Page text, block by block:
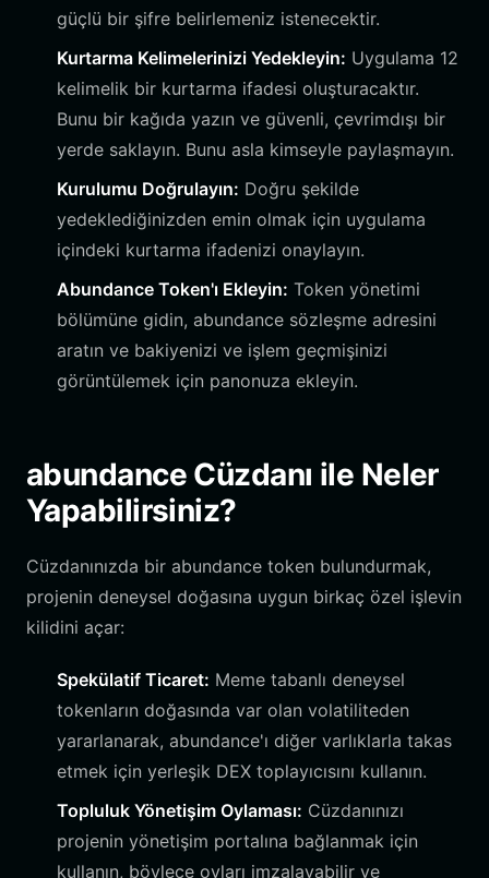
güçlü bir şifre belirlemeniz istenecektir.
Kurtarma Kelimelerinizi Yedekleyin: Uygulama 12
kelimelik bir kurtarma ifadesi oluşturacaktır.
Bunu bir kağıda yazın ve güvenli, çevrimdışı bir
yerde saklayın. Bunu asla kimseyle paylaşmayın.
Kurulumu Doğrulayın: Doğru şekilde
yedeklediğinizden emin olmak için uygulama
içindeki kurtarma ifadenizi onaylayın.
Abundance Token'ı Ekleyin: Token yönetimi
bölümüne gidin, abundance sözleşme adresini
aratın ve bakiyenizi ve işlem geçmişinizi
görüntülemek için panonuza ekleyin.
abundance Cüzdanı ile Neler
Yapabilirsiniz?
Cüzdanınızda bir abundance token bulundurmak,
projenin deneysel doğasına uygun birkaç özel işlevin
kilidini açar:
Spekülatif Ticaret: Meme tabanlı deneysel
tokenların doğasında var olan volatiliteden
yararlanarak, abundance'ı diğer varlıklarla takas
etmek için yerleşik DEX toplayıcısını kullanın.
Topluluk Yönetişim Oylaması: Cüzdanınızı
projenin yönetişim portalına bağlanmak için
kullanın, böylece oyları imzalayabilir ve